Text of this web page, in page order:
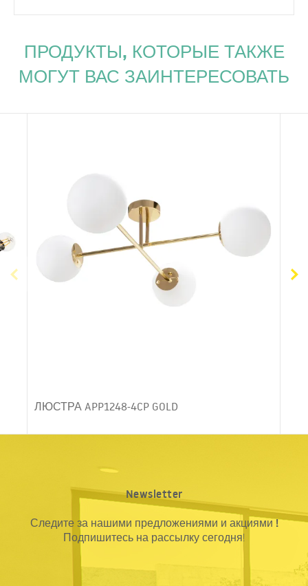
ПРОДУКТЫ, КОТОРЫЕ ТАКЖЕ
МОГУТ ВАС ЗАИНТЕРЕСОВАТЬ
ЛЮСТРА APP1248-4CP GOLD
Newsletter
Следите за нашими предложениями и акциями !
Подпишитесь на рассылку сегодня!